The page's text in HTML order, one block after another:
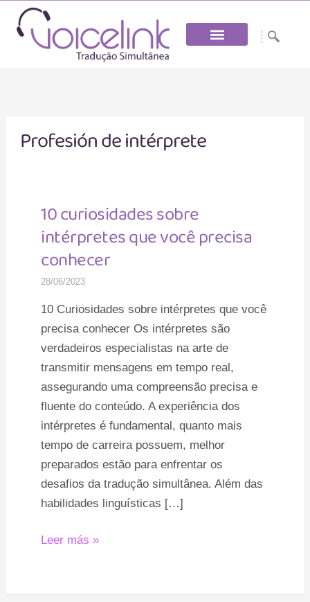
Saltar
contenido
Profesión de intérprete
10 curiosidades sobre
intérpretes que você precisa
conhecer
28/06/2023
10 Curiosidades sobre intérpretes que você
precisa conhecer Os intérpretes são
verdadeiros especialistas na arte de
transmitir mensagens em tempo real,
assegurando uma compreensão precisa e
fluente do conteúdo. A experiência dos
intérpretes é fundamental, quanto mais
tempo de carreira possuem, melhor
preparados estão para enfrentar os
desafios da tradução simultânea. Além das
habilidades linguísticas […]
10
curiosidades
sobre
intérpretes
você
precisa
conhecer
Leer más »